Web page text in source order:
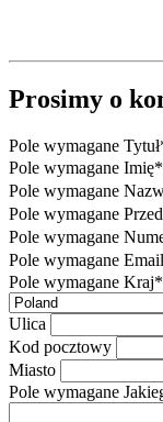
Prosimy o
Pole wymagane Tytuł
Pole wymagane Imię*
Pole wymagane
Pole wymagane
Pole wymagane
Pole wymagane Email
Pole wymagane Kraj*
Ulica
Kod pocztowy
Miasto
Pole wymagane